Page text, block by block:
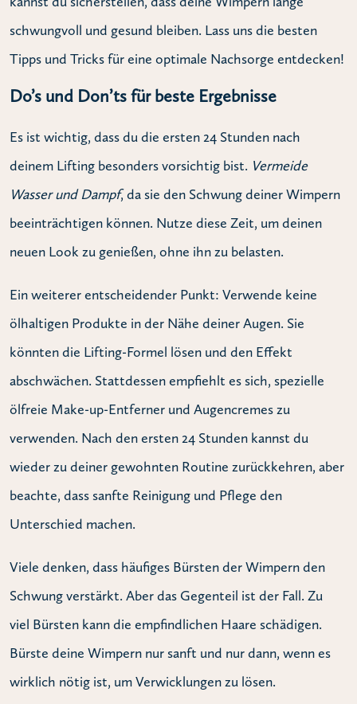
schwungvoll und gesund bleiben. Lass uns die besten
Tipps und Tricks für eine optimale Nachsorge entdecken!
Do’s und Don’ts für beste Ergebnisse
Es ist wichtig, dass du die ersten 24 Stunden nach
deinem Lifting besonders vorsichtig bist. Vermeide
Wasser und Dampf, da sie den Schwung deiner Wimpern
beeinträchtigen können. Nutze diese Zeit, um deinen
neuen Look zu genießen, ohne ihn zu belasten.
Ein weiterer entscheidender Punkt: Verwende keine
ölhaltigen Produkte in der Nähe deiner Augen. Sie
könnten die Lifting-Formel lösen und den Effekt
abschwächen. Stattdessen empfiehlt es sich, spezielle
ölfreie Make-up-Entferner und Augencremes zu
verwenden. Nach den ersten 24 Stunden kannst du
wieder zu deiner gewohnten Routine zurückkehren, aber
beachte, dass sanfte Reinigung und Pflege den
Unterschied machen.
Viele denken, dass häufiges Bürsten der Wimpern den
Schwung verstärkt. Aber das Gegenteil ist der Fall. Zu
viel Bürsten kann die empfindlichen Haare schädigen.
Bürste deine Wimpern nur sanft und nur dann, wenn es
wirklich nötig ist, um Verwicklungen zu lösen.